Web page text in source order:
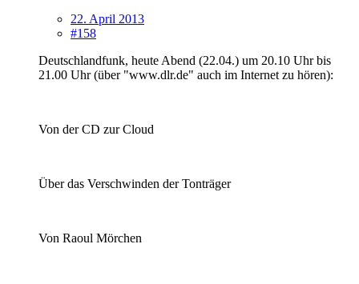
22. April 2013
#158
Deutschlandfunk, heute Abend (22.04.) um 20.10 Uhr bis
21.00 Uhr (über "www.dlr.de" auch im Internet zu hören):
Von der CD zur Cloud
Über das Verschwinden der Tonträger
Von Raoul Mörchen